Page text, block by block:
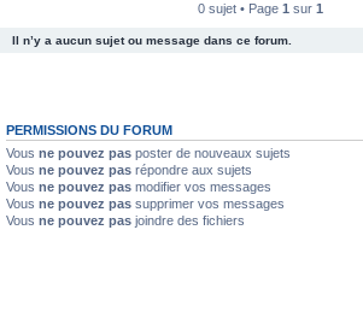
0 sujet • Page 1 sur 1
Il n’y a aucun sujet ou message dans ce forum.
PERMISSIONS DU FORUM
Vous ne pouvez pas poster de nouveaux sujets
Vous ne pouvez pas répondre aux sujets
Vous ne pouvez pas modifier vos messages
Vous ne pouvez pas supprimer vos messages
Vous ne pouvez pas joindre des fichiers